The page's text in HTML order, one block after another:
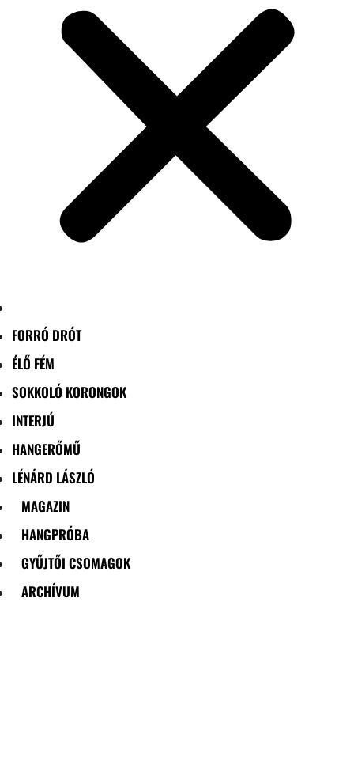
FORRÓ DRÓT
ÉLŐ FÉM
SOKKOLÓ KORONGOK
INTERJÚ
HANGERŐMŰ
LÉNÁRD LÁSZLÓ
MAGAZIN
HANGPRÓBA
GYŰJTŐI CSOMAGOK
ARCHÍVUM